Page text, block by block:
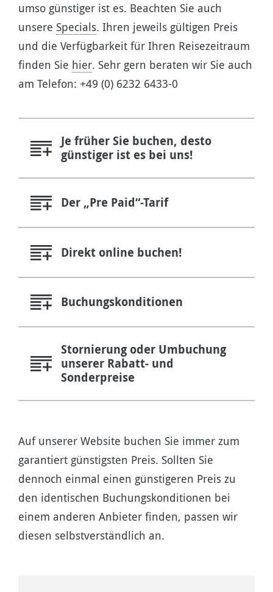
umso günstiger ist es. Beachten Sie auch
unsere Specials. Ihren jeweils gültigen Preis
und die Verfügbarkeit für Ihren Reisezeitraum
finden Sie hier. Sehr gern beraten wir Sie auch
am Telefon: +49 (0) 6232 6433-0
Je früher Sie buchen, desto
günstiger ist es bei uns!
Der „Pre Paid“-Tarif
Direkt online buchen!
Buchungskonditionen
Stornierung oder Umbuchung
unserer Rabatt- und
Sonderpreise
Auf unserer Website buchen Sie immer zum
garantiert günstigsten Preis. Sollten Sie
dennoch einmal einen günstigeren Preis zu
den identischen Buchungskonditionen bei
einem anderen Anbieter finden, passen wir
diesen selbstverständlich an.